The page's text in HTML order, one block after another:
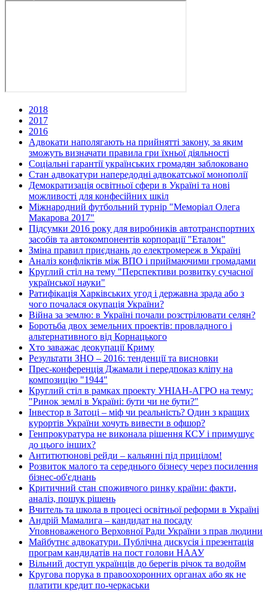
2018
2017
2016
Адвокати наполягають на прийнятті закону, за яким
зможуть визначати правила гри їхньої діяльності
Соціальні гарантії українських громадян заблоковано
Стан адвокатури напередодні адвокатської монополії
Демократизація освітньої сфери в Україні та нові
можливості для конфесійних шкіл
Міжнародний футбольний турнір "Меморіал Олега
Макарова 2017"
Підсумки 2016 року для виробників автотранспортних
засобів та автокомпонентів корпорації "Еталон"
Зміна правил приєднань до електромереж в Україні
Аналіз конфліктів між ВПО і приймаючими громадами
Круглий стіл на тему "Перспективи розвитку сучасної
української науки"
Ратифікація Харківських угод і державна зрада або з
чого почалася окупація України?
Війна за землю: в Україні почали розстрілювати селян?
Боротьба двох земельних проектів: провладного і
альтернативного від Корнацького
Хто заважає деокупації Криму
Результати ЗНО – 2016: тенденції та висновки
Прес-конференція Джамали і передпоказ кліпу на
композицію "1944"
Круглий стіл в рамках проекту УНІАН-АГРО на тему:
"Ринок землі в Україні: бути чи не бути?"
Інвестор в Затоці – міф чи реальність? Один з кращих
курортів України хочуть вивести в офшор?
Генпрокуратура не виконала рішення КСУ і примушує
до цього інших?
Антитютюнові рейди – кальянні під прицілом!
Розвиток малого та середнього бізнесу через посилення
бізнес-об'єднань
Критичний стан споживчого ринку країни: факти,
аналіз, пошук рішень
Вчитель та школа в процесі освітньої реформи в Україні
Андрій Мамалига – кандидат на посаду
Уповноваженого Верховної Ради України з прав людини
Майбутнє адвокатури. Публічна дискусія і презентація
програм кандидатів на пост голови НААУ
Вільний доступ українців до берегів річок та водойм
Кругова порука в правоохоронних органах або як не
платити кредит по-черкаськи